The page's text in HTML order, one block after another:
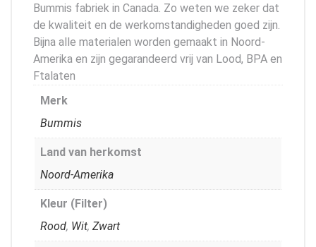
Bummis fabriek in Canada. Zo weten we zeker dat
de kwaliteit en de werkomstandigheden goed zijn.
Bijna alle materialen worden gemaakt in Noord-
Amerika en zijn gegarandeerd vrij van Lood, BPA en
Ftalaten
Merk
Bummis
Land van herkomst
Noord-Amerika
Kleur (Filter)
Rood, Wit, Zwart